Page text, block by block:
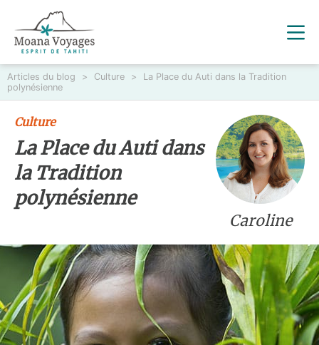
Articles du blog > Culture >
La Place du Auti dans la Tradition
polynésienne
Caroline
Culture
La Place du Auti dans
la Tradition
polynésienne